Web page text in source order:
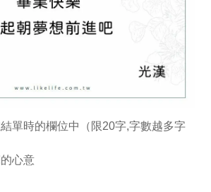
單時的欄位中（限20字,字數越多字
心意